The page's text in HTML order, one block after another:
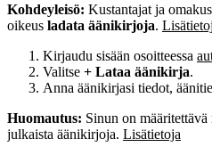
Kohdeyleisö: Kustantajat ja
oikeus ladata äänikirjoja.
Kirjaudu sisään osoitteessa
Valitse + Lataa äänikirja.
Anna äänikirjasi tiedot,
Huomautus: Sinun on
julkaista äänikirjoja. Lisätietoja